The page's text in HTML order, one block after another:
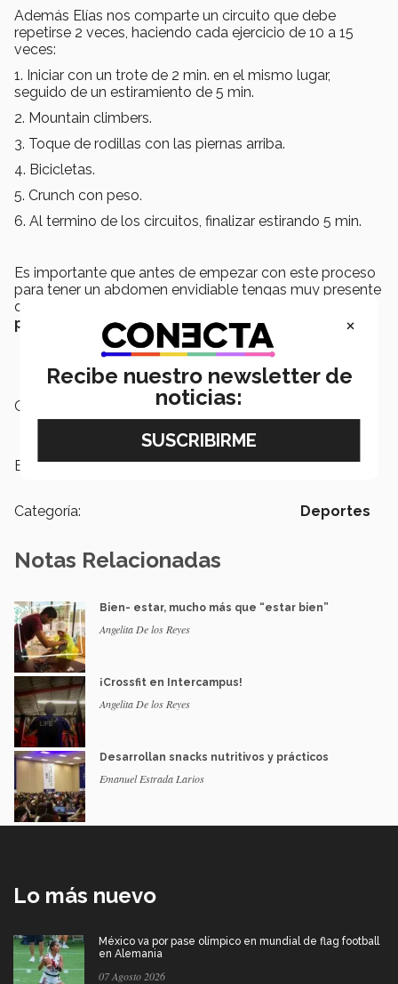
Además Elías nos comparte un circuito que debe
repetirse 2 veces, haciendo cada ejercicio de 10 a 15
veces:
1. Iniciar con un trote de 2 min. en el mismo lugar,
seguido de un estiramiento de 5 min.
2. Mountain climbers.
3. Toque de rodillas con las piernas arriba.
4. Bicicletas.
5. Crunch con peso.
6. Al termino de los circuitos, finalizar estirando 5 min.
Es importante que antes de empezar con este proceso
para tener un abdomen envidiable tengas muy presente
que lo importante es comenzar y que
perfecto tal cual es.
Campus:
Etiquetas: Bienestar Integral, Salud
Categoría: Deportes
Notas Relacionadas
Bien- estar, mucho más que “estar bien”
Angelita De los Reyes
¡Crossfit en Intercampus!
Angelita De los Reyes
Desarrollan snacks nutritivos y prácticos
Emanuel Estrada Larios
Lo más nuevo
México va por pase olímpico en mundial de flag football
en Alemania
07 Agosto 2026
×
Recibe nuestro newsletter de
noticias: